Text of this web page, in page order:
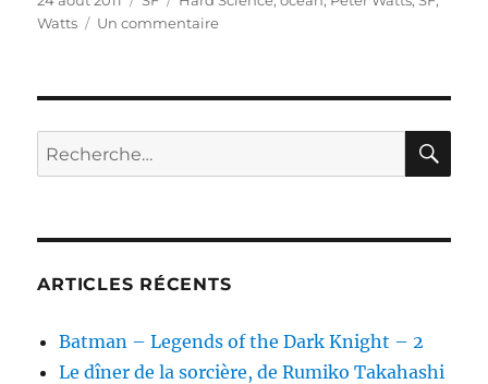
le
Watts
Un commentairesur
Recherche
pour :
ARTICLES RÉCENTS
Batman – Legends of the Dark Knight – 2
Le dîner de la sorcière, de Rumiko Takahashi